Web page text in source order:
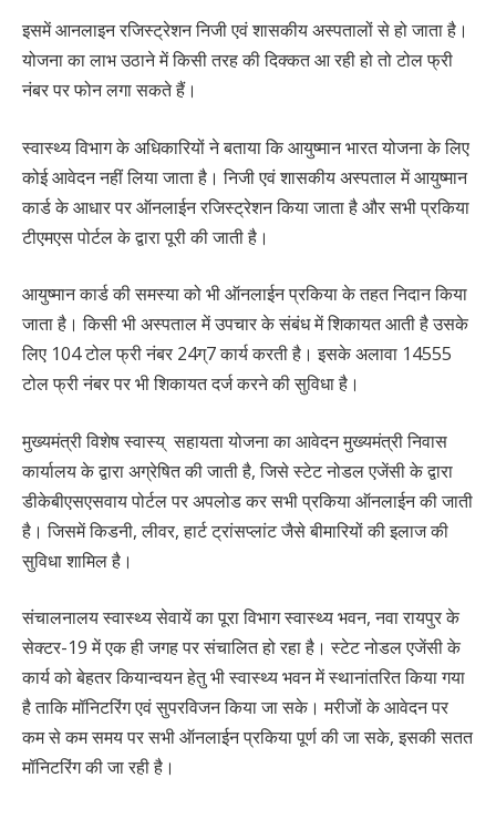
इसमें आनलाइन रजिस्ट्रेशन निजी एवं शासकीय अस्पतालों से हो जाता है।
योजना का लाभ उठाने में किसी तरह की दिक्कत आ रही हो तो टोल फ्री
नंबर पर फोन लगा सकते हैं।
स्वास्थ्य विभाग के अधिकारियों ने बताया कि आयुष्मान भारत योजना के लिए
कोई आवेदन नहीं लिया जाता है। निजी एवं शासकीय अस्पताल में आयुष्मान
कार्ड के आधार पर ऑनलाईन रजिस्ट्रेशन किया जाता है और सभी प्रकिया
टीएमएस पोर्टल के द्वारा पूरी की जाती है।
आयुष्मान कार्ड की समस्या को भी ऑनलाईन प्रकिया के तहत निदान किया
जाता है। किसी भी अस्पताल में उपचार के संबंध में शिकायत आती है उसके
लिए 104 टोल फ्री नंबर 24ग्7 कार्य करती है। इसके अलावा 14555
टोल फ्री नंबर पर भी शिकायत दर्ज करने की सुविधा है।
मुख्यमंत्री विशेष स्वास्य् सहायता योजना का आवेदन मुख्यमंत्री निवास
कार्यालय के द्वारा अग्रेषित की जाती है, जिसे स्टेट नोडल एजेंसी के द्वारा
डीकेबीएसएसवाय पोर्टल पर अपलोड कर सभी प्रकिया ऑनलाईन की जाती
है। जिसमें किडनी, लीवर, हार्ट ट्रांसप्लांट जैसे बीमारियों की इलाज की
सुविधा शामिल है।
संचालनालय स्वास्थ्य सेवायें का पूरा विभाग स्वास्थ्य भवन, नवा रायपुर के
सेक्टर-19 में एक ही जगह पर संचालित हो रहा है। स्टेट नोडल एजेंसी के
कार्य को बेहतर कियान्वयन हेतु भी स्वास्थ्य भवन में स्थानांतरित किया गया
है ताकि मॉनिटरिंग एवं सुपरविजन किया जा सके। मरीजों के आवेदन पर
कम से कम समय पर सभी ऑनलाईन प्रकिया पूर्ण की जा सके, इसकी सतत
मॉनिटरिंग की जा रही है।